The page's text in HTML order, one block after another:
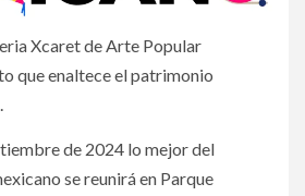
Xcaret de Arte Popular
que enaltece el patrimonio
de 2024 lo mejor del
se reunirá en Parque